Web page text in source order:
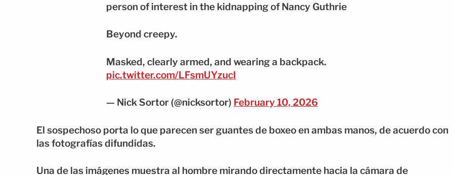
person of interest in the kidnapping of Nancy Guthrie
Beyond creepy.
Masked, clearly armed, and wearing a backpack.
pic.twitter.com/LFsmUYzucI
— Nick Sortor (@nicksortor) February 10, 2026
El sospechoso porta lo que parecen ser guantes de boxeo en ambas manos, de acuerdo con
las fotografías difundidas.
Una de las imágenes muestra al hombre mirando directamente hacia la cámara de